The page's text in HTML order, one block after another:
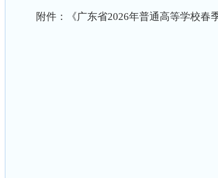
附件：《广东省2026年普通高等学校春